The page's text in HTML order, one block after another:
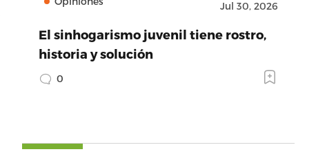
Jul 30, 2026
El sinhogarismo juvenil tiene rostro,
historia y solución
0